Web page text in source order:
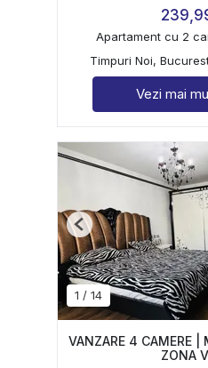
Apartament cu 2
Timpuri Noi,
Vezi mai
1 / 14
Previous
VANZARE 4 CAMERE |
ZONA